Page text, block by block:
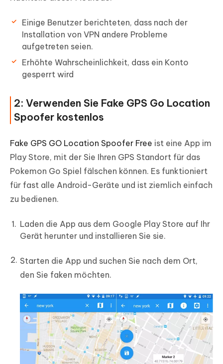
Einige Benutzer berichteten, dass nach der
Installation von VPN andere Probleme
aufgetreten seien.
Erhöhte Wahrscheinlichkeit, dass ein Konto
gesperrt wird
2: Verwenden Sie Fake GPS Go Location
Spoofer kostenlos
Fake GPS GO Location Spoofer Free ist eine App im
Play Store, mit der Sie Ihren GPS Standort für das
Pokemon Go Spiel fälschen können. Es funktioniert
für fast alle Android-Geräte und ist ziemlich einfach
zu bedienen.
Laden die App aus dem Google Play Store auf Ihr
Gerät herunter und installieren Sie sie.
Starten die App und suchen Sie nach dem Ort,
den Sie faken möchten.